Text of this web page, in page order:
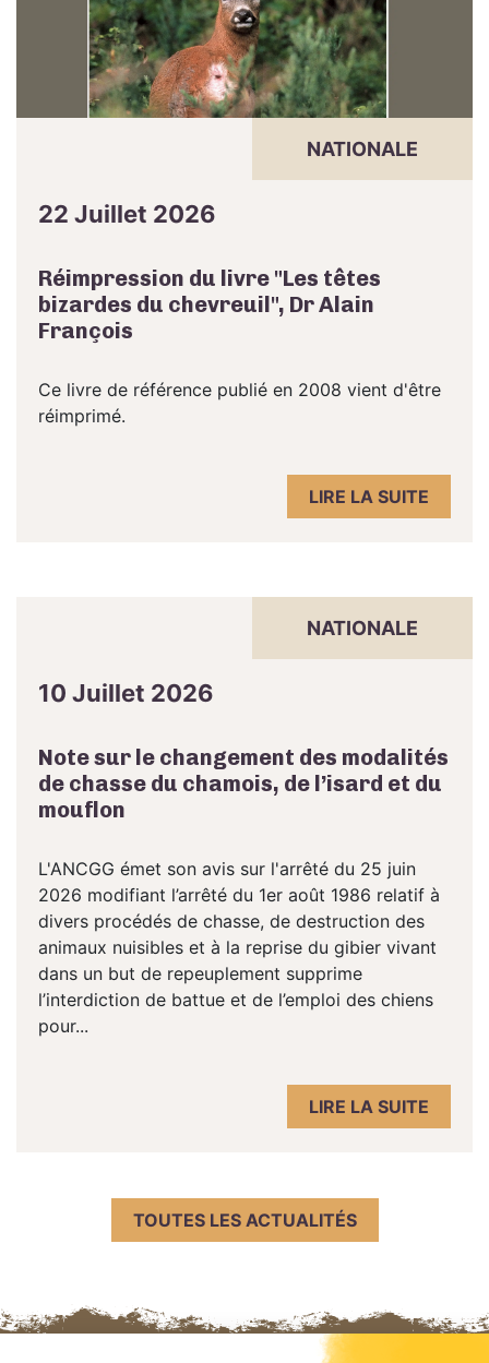
NATIONALE
22 Juillet 2026
Réimpression du livre "Les têtes
bizardes du chevreuil", Dr Alain
François
Ce livre de référence publié en 2008 vient d'être
réimprimé.
LIRE LA SUITE
NATIONALE
10 Juillet 2026
Note sur le changement des modalités
de chasse du chamois, de l’isard et du
mouflon
L'ANCGG émet son avis sur l'arrêté du 25 juin
2026 modifiant l’arrêté du 1er août 1986 relatif à
divers procédés de chasse, de destruction des
animaux nuisibles et à la reprise du gibier vivant
dans un but de repeuplement supprime
l’interdiction de battue et de l’emploi des chiens
pour...
LIRE LA SUITE
TOUTES LES ACTUALITÉS